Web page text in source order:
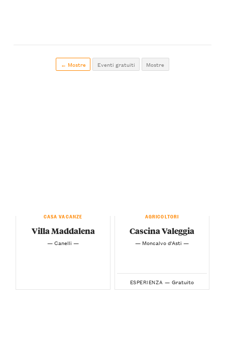
← Mostre Eventi gratuiti Mostre
CASA VACANZE
Villa Maddalena
— Canelli —
AGRICOLTORI
Cascina Valeggia
— Moncalvo d'Asti —
ESPERIENZA — Gratuito